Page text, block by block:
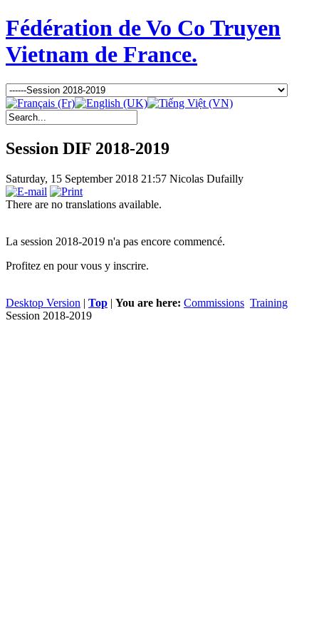
Fédération de Vo Co Truyen
Vietnam de France.
Session DIF 2018-2019
Saturday, 15 September 2018 21:57 Nicolas Dufailly
There are no translations available.
La session 2018-2019 n'a pas encore commencé.
Profitez en pour vous y inscrire.
Desktop Version | Top | You are here: Commissions Training
Session 2018-2019